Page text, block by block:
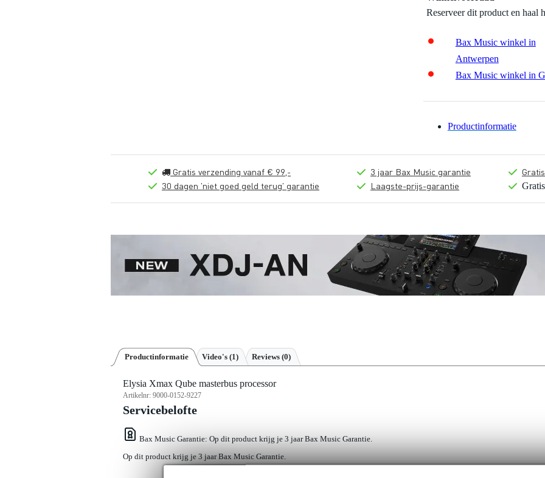
Reserveer dit product en haal
Bax Music winkel in
Antwerpen
Bax Music winkel in
Productinformatie
Gratis verzending vanaf € 99,-
30 dagen 'niet goed geld terug' garantie
3 jaar Bax Music garantie
Laagste-prijs-garantie
Productinformatie Video's (1) Reviews (0)
Elysia Xmax Qube masterbus processor
Artikelnr: 9000-0152-9227
Servicebelofte
Bax Music Garantie: Op dit product krijg je 3 jaar Bax Music Garantie.
Op dit product krijg je 3 jaar Bax Music Garantie.